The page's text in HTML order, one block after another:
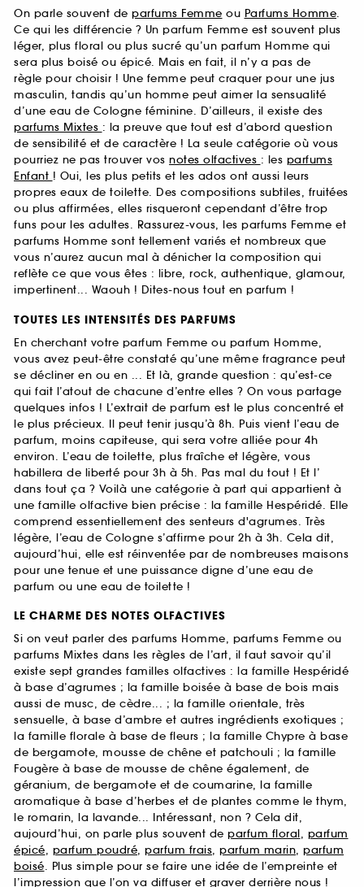
On parle souvent de parfums Femme ou Parfums Homme.
Ce qui les différencie ? Un parfum Femme est souvent plus
léger, plus floral ou plus sucré qu’un parfum Homme qui
sera plus boisé ou épicé. Mais en fait, il n’y a pas de
règle pour choisir ! Une femme peut craquer pour une jus
masculin, tandis qu’un homme peut aimer la sensualité
d’une eau de Cologne féminine. D’ailleurs, il existe des
parfums Mixtes : la preuve que tout est d’abord question
de sensibilité et de caractère ! La seule catégorie où vous
pourriez ne pas trouver vos notes olfactives : les parfums
Enfant ! Oui, les plus petits et les ados ont aussi leurs
propres eaux de toilette. Des compositions subtiles, fruitées
ou plus affirmées, elles risqueront cependant d’être trop
funs pour les adultes. Rassurez-vous, les parfums Femme et
parfums Homme sont tellement variés et nombreux que
vous n’aurez aucun mal à dénicher la composition qui
reflète ce que vous êtes : libre, rock, authentique, glamour,
impertinent... Waouh ! Dites-nous tout en parfum !
TOUTES LES INTENSITÉS DES PARFUMS
En cherchant votre parfum Femme ou parfum Homme,
vous avez peut-être constaté qu’une même fragrance peut
se décliner en ou en ... Et là, grande question : qu’est-ce
qui fait l’atout de chacune d’entre elles ? On vous partage
quelques infos ! L’extrait de parfum est le plus concentré et
le plus précieux. Il peut tenir jusqu’à 8h. Puis vient l’eau de
parfum, moins capiteuse, qui sera votre alliée pour 4h
environ. L’eau de toilette, plus fraîche et légère, vous
habillera de liberté pour 3h à 5h. Pas mal du tout ! Et l’
dans tout ça ? Voilà une catégorie à part qui appartient à
une famille olfactive bien précise : la famille Hespéridé. Elle
comprend essentiellement des senteurs d'agrumes. Très
légère, l’eau de Cologne s’affirme pour 2h à 3h. Cela dit,
aujourd’hui, elle est réinventée par de nombreuses maisons
pour une tenue et une puissance digne d’une eau de
parfum ou une eau de toilette !
LE CHARME DES NOTES OLFACTIVES
Si on veut parler des parfums Homme, parfums Femme ou
parfums Mixtes dans les règles de l’art, il faut savoir qu’il
existe sept grandes familles olfactives : la famille Hespéridé
à base d’agrumes ; la famille boisée à base de bois mais
aussi de musc, de cèdre... ; la famille orientale, très
sensuelle, à base d’ambre et autres ingrédients exotiques ;
la famille florale à base de fleurs ; la famille Chypre à base
de bergamote, mousse de chêne et patchouli ; la famille
Fougère à base de mousse de chêne également, de
géranium, de bergamote et de coumarine, la famille
aromatique à base d’herbes et de plantes comme le thym,
le romarin, la lavande... Intéressant, non ? Cela dit,
aujourd’hui, on parle plus souvent de parfum floral, parfum
épicé, parfum poudré, parfum frais, parfum marin, parfum
boisé. Plus simple pour se faire une idée de l’empreinte et
l’impression que l’on va diffuser et graver derrière nous !